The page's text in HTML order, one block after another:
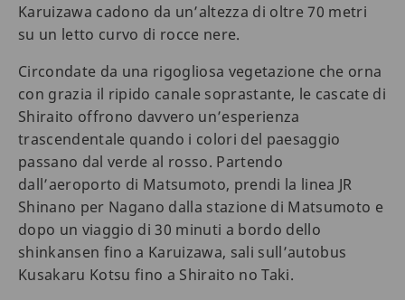
Karuizawa cadono da un’altezza di oltre 70 metri
su un letto curvo di rocce nere.
Circondate da una rigogliosa vegetazione che orna
con grazia il ripido canale soprastante, le cascate di
Shiraito offrono davvero un’esperienza
trascendentale quando i colori del paesaggio
passano dal verde al rosso. Partendo
dall’aeroporto di Matsumoto, prendi la linea JR
Shinano per Nagano dalla stazione di Matsumoto e
dopo un viaggio di 30 minuti a bordo dello
shinkansen fino a Karuizawa, sali sull’autobus
Kusakaru Kotsu fino a Shiraito no Taki.